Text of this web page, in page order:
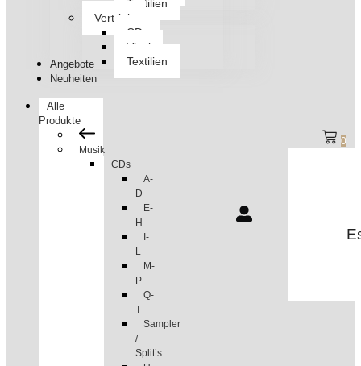
Textilien
Vertrieb
CDs
Vinyl
Textilien
Angebote
Neuheiten
Alle
Produkte
Musik
CDs
A-
D
E-
H
I-
L
M-
P
Q-
T
Sampler
/
Split’s
0